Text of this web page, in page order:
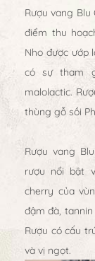
Rượu vang Blu
điểm thu
Nho được ướp
có sự tham
malolactic.
thùng gỗ sồi
Rượu vang
rượu nổi bật
cherry của
đậm đà,
Rượu có cấu
và vị ngọt.